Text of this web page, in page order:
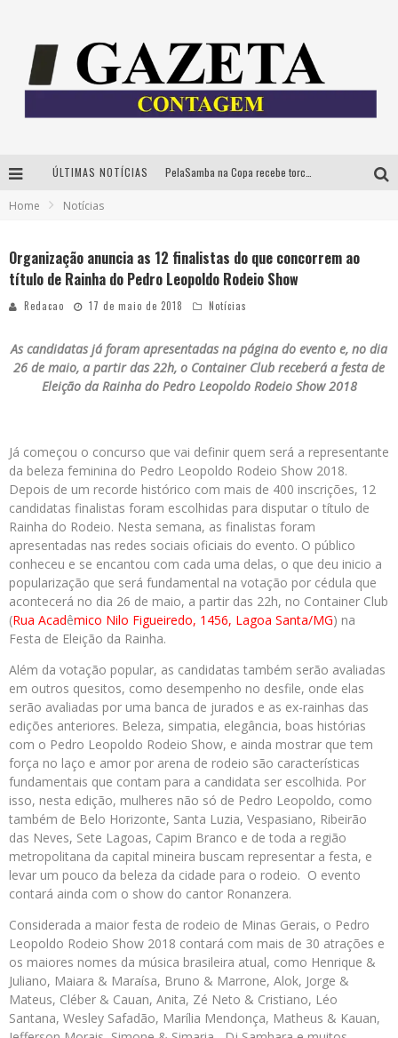
ÚLTIMAS NOTÍCIAS
Home Notícias
Organização anuncia as 12 finalistas do que concorrem ao
título de Rainha do Pedro Leopoldo Rodeio Show
Redacao 17 de maio de 2018 Notícias
As candidatas já foram apresentadas na página do evento e, no dia
26 de maio, a partir das 22h, o Container Club receberá a festa de
Eleição da Rainha do Pedro Leopoldo Rodeio Show 2018
Já começou o concurso que vai definir quem será a representante
da beleza feminina do Pedro Leopoldo Rodeio Show 2018.
Depois de um recorde histórico com mais de 400 inscrições, 12
candidatas finalistas foram escolhidas para disputar o título de
Rainha do Rodeio. Nesta semana, as finalistas foram
apresentadas nas redes sociais oficiais do evento. O público
conheceu e se encantou com cada uma delas, o que deu inicio a
popularização que será fundamental na votação por cédula que
acontecerá no dia 26 de maio, a partir das 22h, no Container Club
(Rua Acadêmico Nilo Figueiredo, 1456, Lagoa Santa/MG) na
Festa de Eleição da Rainha.
Além da votação popular, as candidatas também serão avaliadas
em outros quesitos, como desempenho no desfile, onde elas
serão avaliadas por uma banca de jurados e as ex-rainhas das
edições anteriores. Beleza, simpatia, elegância, boas histórias
com o Pedro Leopoldo Rodeio Show, e ainda mostrar que tem
força no laço e amor por arena de rodeio são características
fundamentais que contam para a candidata ser escolhida. Por
isso, nesta edição, mulheres não só de Pedro Leopoldo, como
também de Belo Horizonte, Santa Luzia, Vespasiano, Ribeirão
das Neves, Sete Lagoas, Capim Branco e de toda a região
metropolitana da capital mineira buscam representar a festa, e
levar um pouco da beleza da cidade para o rodeio. O evento
contará ainda com o show do cantor Ronanzera.
Considerada a maior festa de rodeio de Minas Gerais, o Pedro
Leopoldo Rodeio Show 2018 contará com mais de 30 atrações e
os maiores nomes da música brasileira atual, como Henrique &
Juliano, Maiara & Maraísa, Bruno & Marrone, Alok, Jorge &
Mateus, Cléber & Cauan, Anita, Zé Neto & Cristiano, Léo
Santana, Wesley Safadão, Marília Mendonça, Matheus & Kauan,